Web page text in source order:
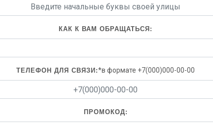
КАК К ВАМ ОБРАЩАТЬСЯ:
ТЕЛЕФОН ДЛЯ СВЯЗИ:*в формате +7(000)000-00-00
ПРОМОКОД: